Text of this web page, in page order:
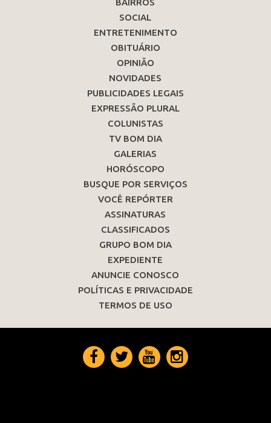
SOCIAL
ENTRETENIMENTO
OBITUÁRIO
OPINIÃO
NOVIDADES
PUBLICIDADES LEGAIS
EXPRESSÃO PLURAL
COLUNISTAS
TV BOM DIA
GALERIAS
HORÓSCOPO
BUSQUE POR SERVIÇOS
VOCÊ REPÓRTER
ASSINATURAS
CLASSIFICADOS
GRUPO BOM DIA
EXPEDIENTE
ANUNCIE CONOSCO
POLÍTICAS E PRIVACIDADE
TERMOS DE USO